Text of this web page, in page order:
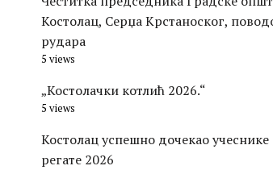
Костолац, Серџа Крстаноског,
рудара
5 views
„Костолачки котлић 2026.“
5 views
Костолац успешно дочекао
регате 2026